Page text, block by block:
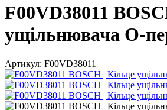
F00VD38011
ущільнювача О-
Артикул: F00VD38011